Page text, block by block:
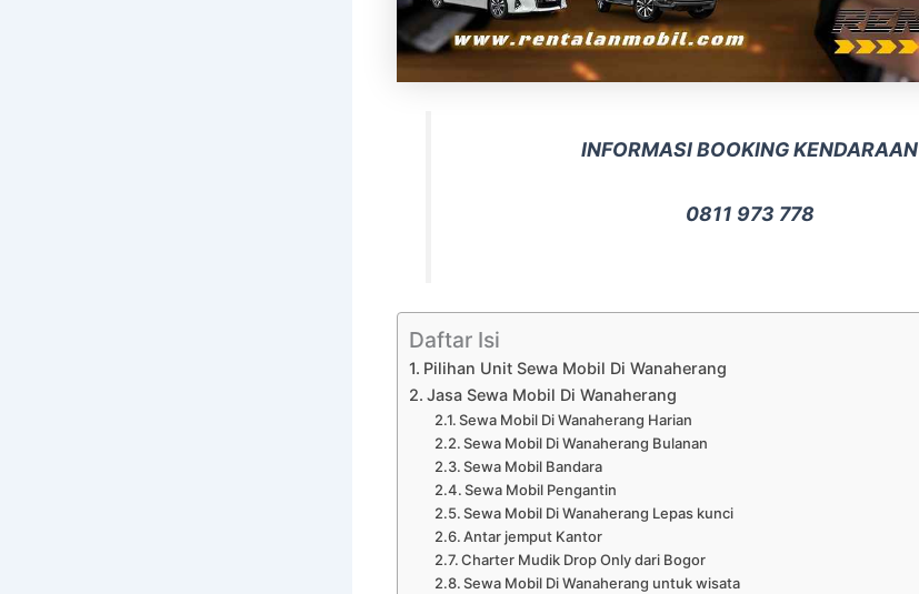
INFORMASI BOOKING KENDARAAN
0811 973 778
Daftar Isi
Pilihan Unit Sewa Mobil Di Wanaherang
Jasa Sewa Mobil Di Wanaherang
Sewa Mobil Di Wanaherang Harian
Sewa Mobil Di Wanaherang Bulanan
Sewa Mobil Bandara
Sewa Mobil Pengantin
Sewa Mobil Di Wanaherang Lepas kunci
Antar jemput Kantor
Charter Mudik Drop Only dari Bogor
Sewa Mobil Di Wanaherang untuk wisata